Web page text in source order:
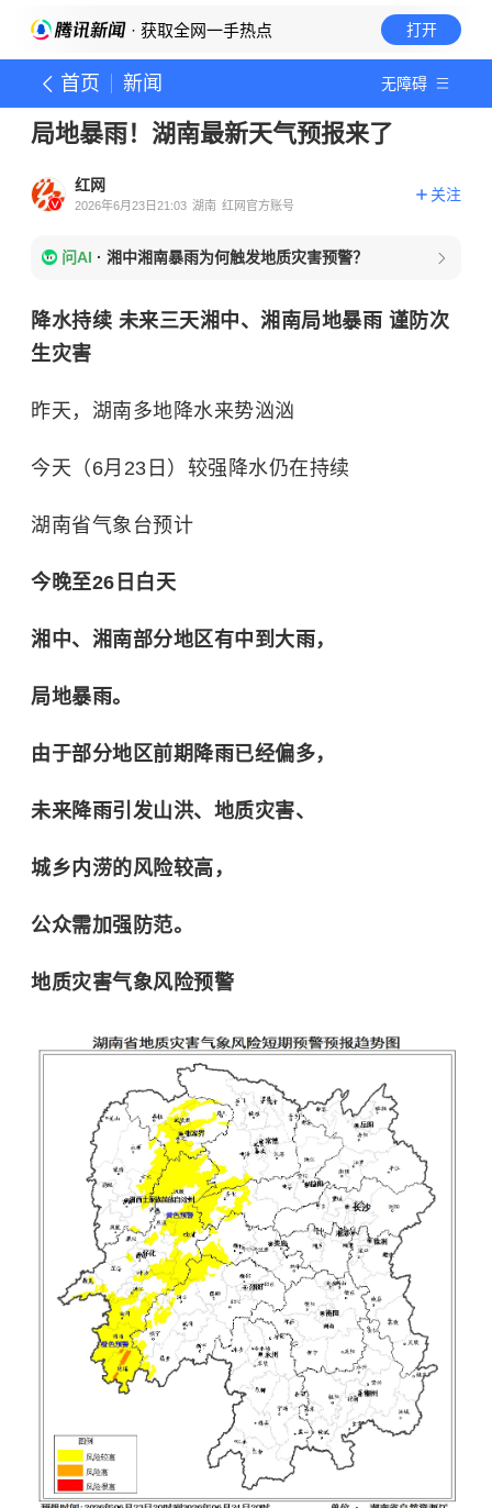
· 获取全网一手热点 打开
首页 新闻 无障碍
局地暴雨！湖南最新天气预报来了
红网
2026年6月23日21:03 湖南 红网官方账号
关注
问AI · 湘中湘南暴雨为何触发地质灾害预警？
降水持续 未来三天湘中、湘南局地暴雨 谨防次
生灾害
昨天，湖南多地降水来势汹汹
今天（6月23日）较强降水仍在持续
湖南省气象台预计
今晚至26日白天
湘中、湘南部分地区有中到大雨，
局地暴雨。
由于部分地区前期降雨已经偏多，
未来降雨引发山洪、地质灾害、
城乡内涝的风险较高，
公众需加强防范。
地质灾害气象风险预警